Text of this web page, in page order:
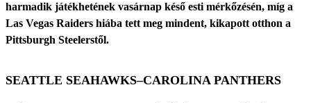
harmadik játékhetének vasárnap késő esti mérkőzésén, míg a
Las Vegas Raiders hiába tett meg mindent, kikapott otthon a
Pittsburgh Steelerstől.
SEATTLE SEAHAWKS–CAROLINA PANTHERS